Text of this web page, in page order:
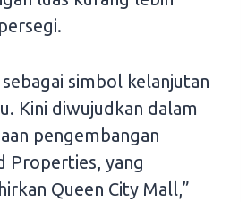
simbol kelanjutan
Kini diwujudkan dalam
pengembangan
Properties, yang
Queen City Mall,”